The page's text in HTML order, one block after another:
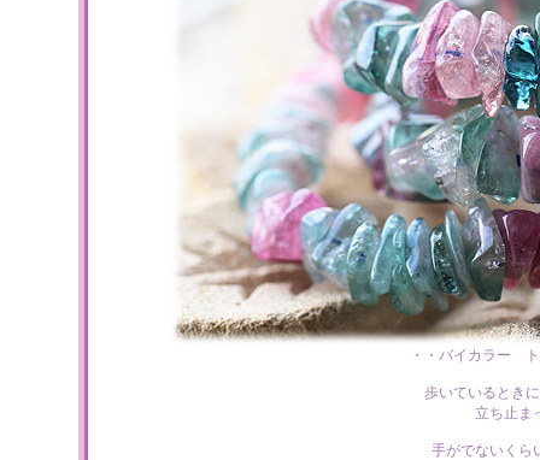
・・バイカラー
歩いているとき
立ち止
手がでないくら